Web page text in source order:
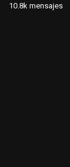
10.8k mensajes